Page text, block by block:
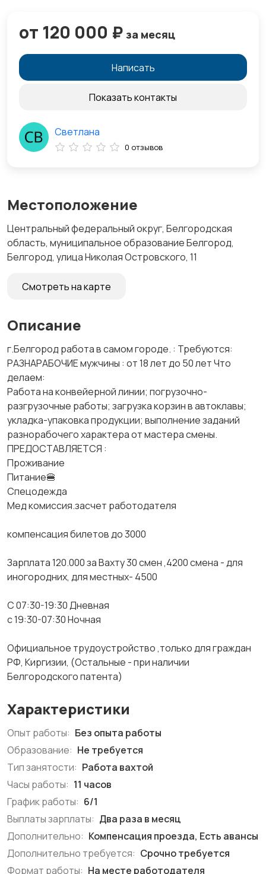
Местоположение
Центральный федеральный округ, Белгородская
область, муниципальное образование Белгород,
Белгород, улица Николая Островского, 11
Смотреть на карте
Описание
​​​​​​​​​​​​​​​​г.Белгород работа в самом городе. : Требуются:
РАЗНАРАБОЧИЕ мужчины : от 18 лет до 50 лет Что
делаем:
Работа на конвейерной линии; погрузочно-
разгрузочные работы; загрузка корзин в автоклавы;
укладка-упаковка продукции; выполнение заданий
разнорабочего характера от мастера смены.
ПРЕДОСТАВЛЯЕТСЯ :
Проживание
Питание🍔
Спецодежда
Мед комиссия.засчет работодателя
компенсация билетов до 3000
Зарплата 120.000 за Вахту 30 смен ,4200 смена - для
иногородних, для местных- 4500
С 07:30-19:30 Дневная
с 19:30-07:30 Ночная
Официальное трудоустройство ,только для граждан
РФ, Киргизии, (Остальные - при наличии
Белгородского патента)
Характеристики
Опыт работы: Без опыта работы
Образование: Не требуется
Тип занятости: Работа вахтой
Часы работы: 11 часов
График работы: 6/1
Выплаты зарплаты: Два раза в месяц
Дополнительно: Компенсация проезда, Есть авансы
Дополнительно требуется: Срочно требуется
Формат работы: На месте работодателя
от 120 000 ₽ за месяц
Написать
Показать контакты
Светлана
0 отзывов